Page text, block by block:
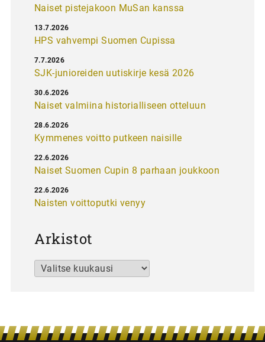
Naiset pistejakoon MuSan kanssa
HPS vahvempi Suomen Cupissa
13.7.2026
SJK-junioreiden uutiskirje kesä 2026
7.7.2026
Naiset valmiina historialliseen otteluun
30.6.2026
Kymmenes voitto putkeen naisille
28.6.2026
Naiset Suomen Cupin 8 parhaan joukkoon
22.6.2026
Naisten voittoputki venyy
22.6.2026
Arkistot
Arkistot